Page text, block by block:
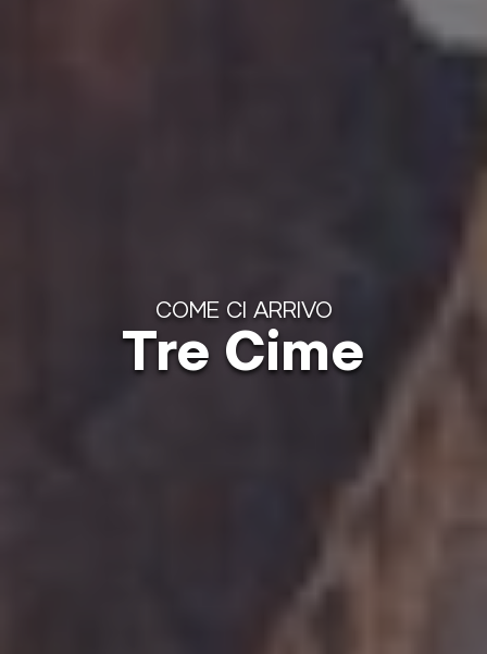
COME CI ARRIVO
Tre Cime